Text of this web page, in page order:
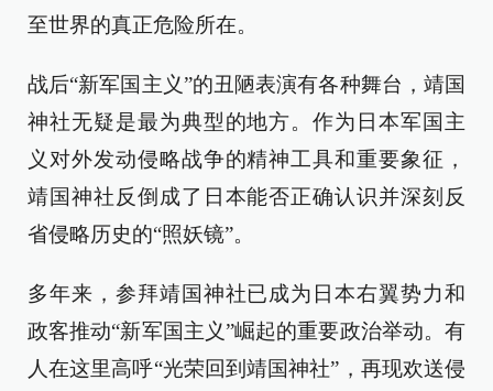
至世界的真正危险所在。
战后“新军国主义”的丑陋表演有各种舞台，靖国
神社无疑是最为典型的地方。作为日本军国主
义对外发动侵略战争的精神工具和重要象征，
靖国神社反倒成了日本能否正确认识并深刻反
省侵略历史的“照妖镜”。
多年来，参拜靖国神社已成为日本右翼势力和
政客推动“新军国主义”崛起的重要政治举动。有
人在这里高呼“光荣回到靖国神社”，再现欢送侵